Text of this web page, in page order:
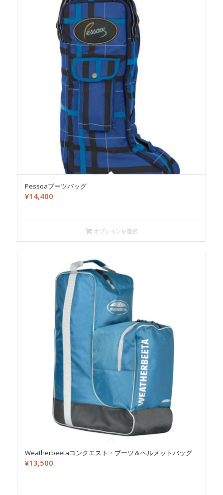
Pessoaブーツバッグ
¥14,400
オプションを選択
Weatherbeetaコンクエスト・ブーツ＆ヘルメットバッグ
¥13,500